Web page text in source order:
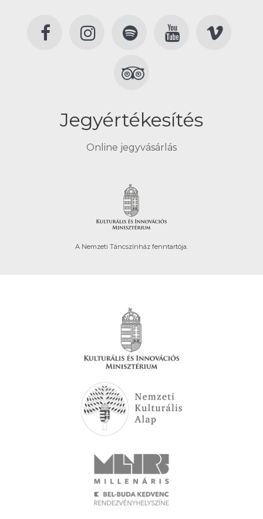
Jegyértékesítés
Online jegyvásárlás
A Nemzeti Táncszínház fenntartója.